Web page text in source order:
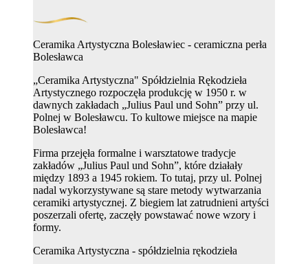
Ceramika Artystyczna Bolesławiec - ceramiczna perła
Bolesławca
„Ceramika Artystyczna" Spółdzielnia Rękodzieła
Artystycznego rozpoczęła produkcję w 1950 r. w
dawnych zakładach „Julius Paul und Sohn” przy ul.
Polnej w Bolesławcu. To kultowe miejsce na mapie
Bolesławca!
Firma przejęła formalne i warsztatowe tradycje
zakładów „Julius Paul und Sohn”, które działały
między 1893 a 1945 rokiem. To tutaj, przy ul. Polnej
nadal wykorzystywane są stare metody wytwarzania
ceramiki artystycznej. Z biegiem lat zatrudnieni artyści
poszerzali ofertę, zaczęły powstawać nowe wzory i
formy.
Ceramika Artystyczna - spółdzielnia rękodzieła